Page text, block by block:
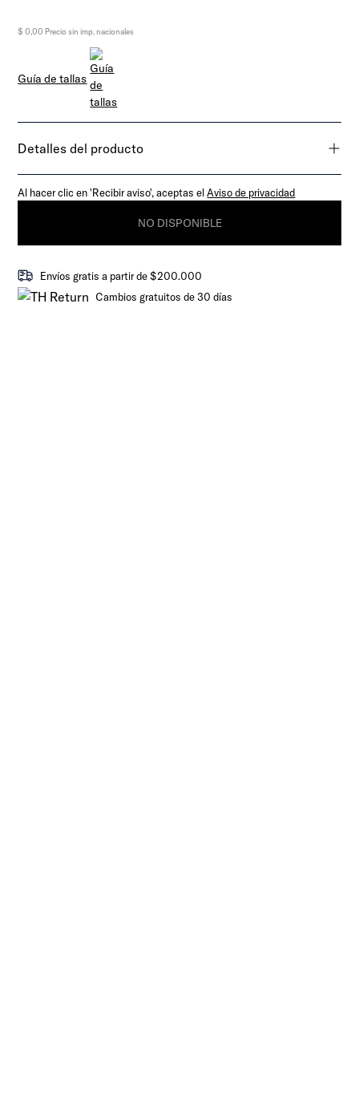
$ 0,00 Precio sin imp. nacionales
Guía de tallas
Detalles del producto
Al hacer clic en 'Recibir aviso', aceptas elAviso de privacidad
NO DISPONIBLE
Envíos gratis a partir de $200.000
Cambios gratuitos de 30 días